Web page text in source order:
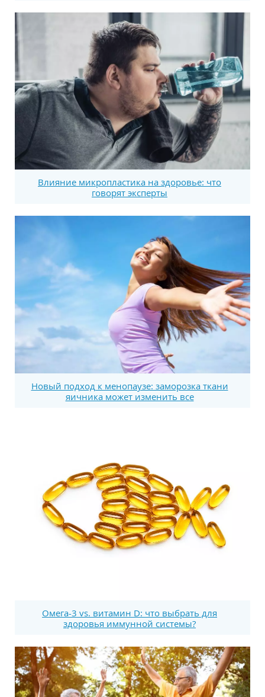
Влияние микропластика на здоровье: что
говорят эксперты
Новый подход к менопаузе: заморозка ткани
яичника может изменить все
Омега-3 vs. витамин D: что выбрать для
здоровья иммунной системы?